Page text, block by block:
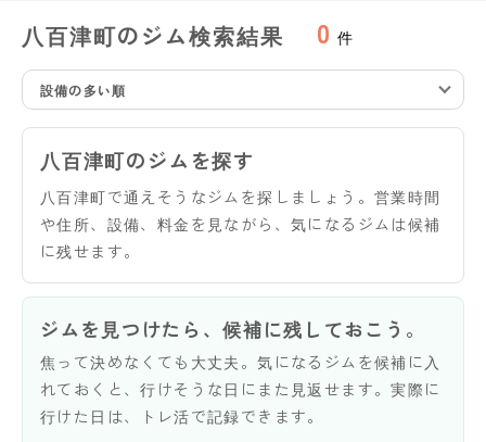
八百津町のジム検索結果 0 件
設備の多い順
八百津町のジムを探す
八百津町で通えそうなジムを探しましょう。営業時間
や住所、設備、料金を見ながら、気になるジムは候補
に残せます。
ジムを見つけたら、候補に残しておこう。
焦って決めなくても大丈夫。気になるジムを候補に入
れておくと、行けそうな日にまた見返せます。実際に
行けた日は、トレ活で記録できます。